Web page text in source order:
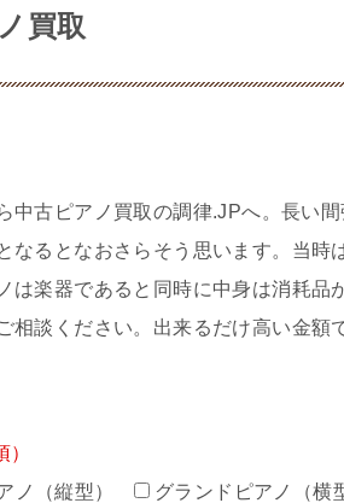
買取
中古ピアノ買取の調律.JPへ。長い
なるとなおさらそう思います。当時
は楽器であると同時に中身は消耗品
相談ください。出来るだけ高い金額
）
ノ（縦型）
グランドピアノ（横